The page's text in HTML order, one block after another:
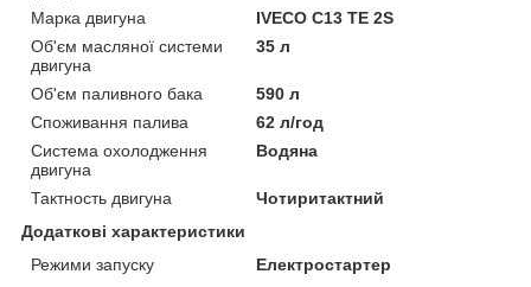
Марка двигуна
IVECO C13 TE 2S
Об'єм масляної системи
двигуна
35 л
Об'єм паливного бака
590 л
Споживання палива
62 л/год
Система охолодження
двигуна
Водяна
Тактность двигуна
Чотиритактний
Додаткові характеристики
Режими запуску
Електростартер